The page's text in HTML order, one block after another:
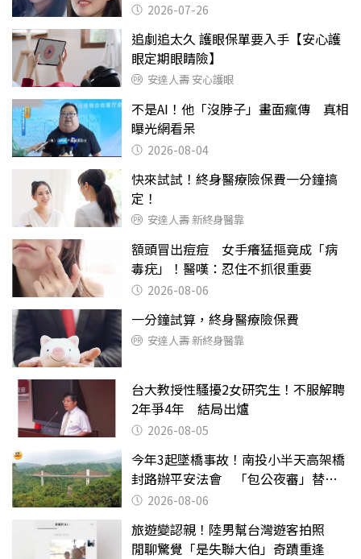
2026-07-26
追劇追太久 護眼保單要入手【安心護
眼定期眼睛險】
安達人壽 安心護眼
不是AI！他「沒脖子」畫面瘋傳 真相
曝光網看呆
2026-08-04
快來試試！終身醫療險保費一分鐘搞
定！
安達人壽 新終身醫靠
額頭冒出痘痘 女手癢猛摳竟成「病
毒疣」！醫嘆：忍住不抓很重要
2026-08-06
一分鐘試算，終身醫療險保費
安達人壽 新終身醫靠
台大教授性騷擾2女研究生！不服解聘
2年爭4年 結局出爐
2026-08-05
今年3起墜橋事故！南投小半天高架橋
封路辦平安法會 「包公夜審」替亡
魂伸冤
2026-08-06
旅遊變認親！陸男幫台灣遊客拍照
閒聊驚覺「是失聯大伯」奇蹟重逢